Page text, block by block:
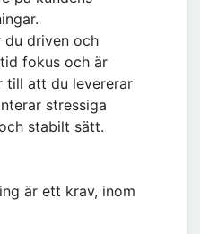
du driven och
fokus och är
till att du levererar
stressiga
stabilt sätt.
är ett krav, inom